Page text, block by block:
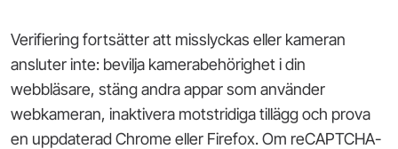
Verifiering fortsätter att misslyckas eller kameran
ansluter inte: bevilja kamerabehörighet i din
webbläsare, stäng andra appar som använder
webkameran, inaktivera motstridiga tillägg och prova
en uppdaterad Chrome eller Firefox. Om reCAPTCHA-